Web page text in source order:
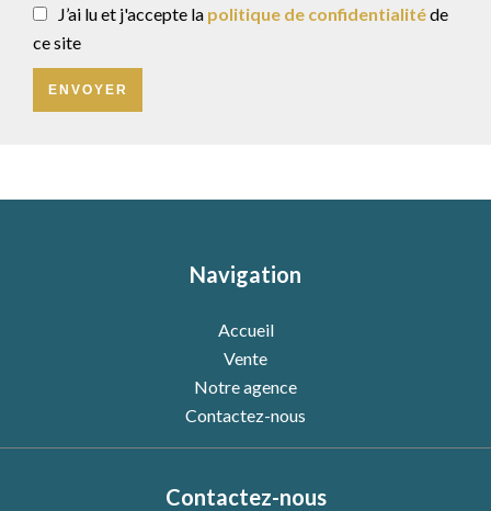
J’ai lu et j'accepte la politique de confidentialitéde
ce site
ENVOYER
Navigation
Accueil
Vente
Notre agence
Contactez-nous
Contactez-nous